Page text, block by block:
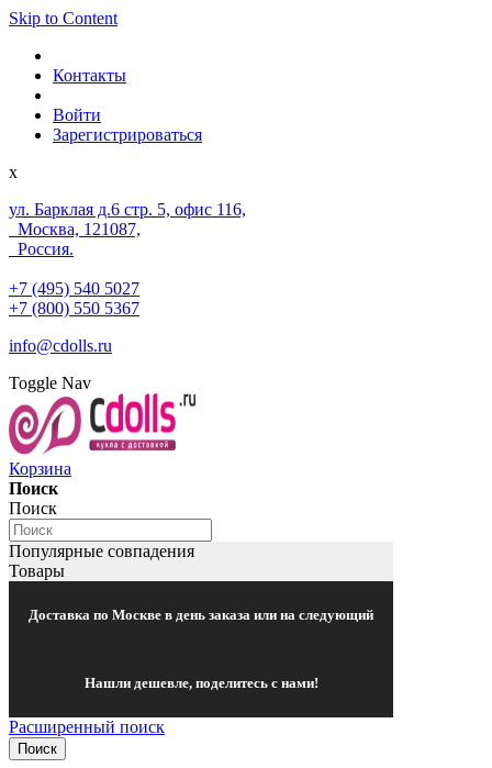
Skip to Content
Контакты
Войти
Зарегистрироваться
x
ул. Барклая д.6 стр. 5, офис 116,
Москва, 121087,
Россия.
+7 (495) 540 5027
+7 (800) 550 5367
info@cdolls.ru
Toggle Nav
Корзина
Поиск
Поиск
Популярные совпадения
Товары
Доставка по Москве в день заказа или на следующий
Нашли дешевле, поделитесь с нами!
Расширенный поиск
Поиск